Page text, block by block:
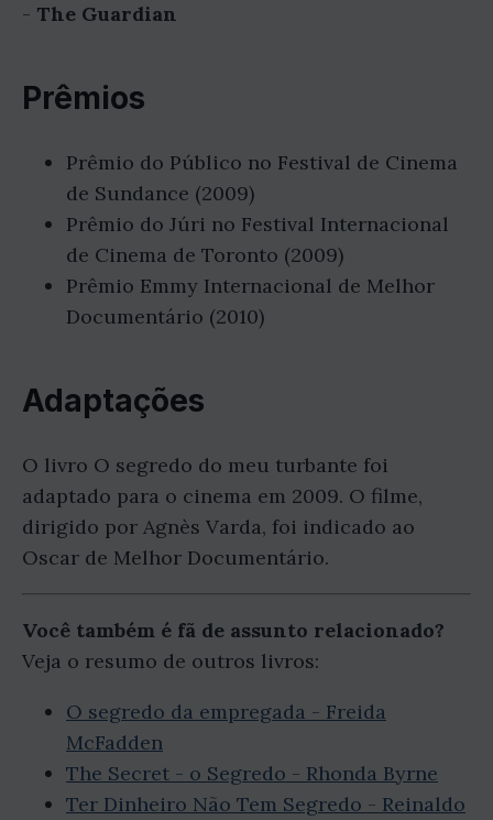
- The Guardian
Prêmios
Prêmio do Público no Festival de Cinema
de Sundance (2009)
Prêmio do Júri no Festival Internacional
de Cinema de Toronto (2009)
Prêmio Emmy Internacional de Melhor
Documentário (2010)
Adaptações
O livro O segredo do meu turbante foi
adaptado para o cinema em 2009. O filme,
dirigido por Agnès Varda, foi indicado ao
Oscar de Melhor Documentário.
Você também é fã de assunto relacionado?
Veja o resumo de outros livros:
O segredo da empregada - Freida
McFadden
The Secret - o Segredo - Rhonda Byrne
Ter Dinheiro Não Tem Segredo - Reinaldo